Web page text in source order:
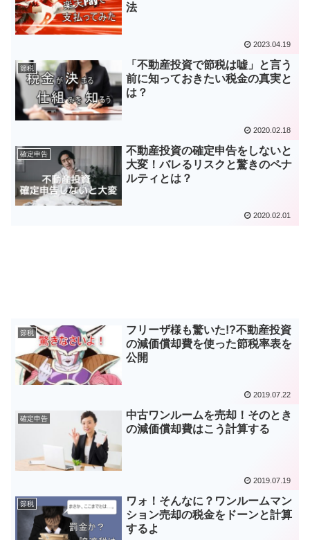
法
2023.04.19
節税
「不動産投資で節税は嘘」と言う
前に知っておきたい税金の真実と
は？
2020.02.18
確定申告
不動産投資の確定申告をしないと
大変！バレるリスクと驚きのペナ
ルティとは？
2020.02.01
節税
フリーザ様も驚いた!?不動産投資
の減価償却費を使った節税率表を
公開
2019.07.22
確定申告
中古ワンルームを売却！そのとき
の減価償却費はこう計算する
2019.07.19
節税
ワォ！そんなに？ワンルームマン
ション売却の税金をドーンと計算
するよ